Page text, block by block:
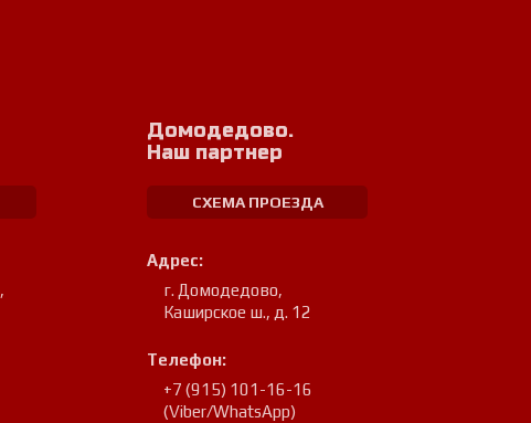
,
Домодедово.
Наш партнер
СХЕМА ПРОЕЗДА
Адрес:
г. Домодедово,
Каширское ш., д. 12
Телефон:
+7 (915) 101-16-16
(Viber/WhatsApp)